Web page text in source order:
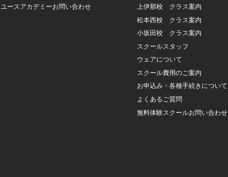
ユースアカデミーお問い合わせ
上伊那校 クラス案内
松本西校 クラス案内
小坂田校 クラス案内
スクールスタッフ
ウェアについて
スクール費用のご案内
お申込み・各種手続きについて
よくあるご質問
無料体験スクールお問い合わせ